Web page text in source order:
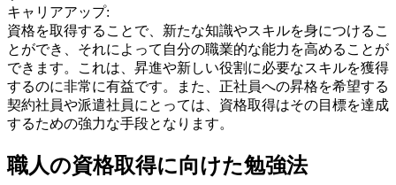
キャリアアップ:
資格を取得することで、新たな知識やスキルを身につけるこ
とができ、それによって自分の職業的な能力を高めることが
できます。これは、昇進や新しい役割に必要なスキルを獲得
するのに非常に有益です。また、正社員への昇格を希望する
契約社員や派遣社員にとっては、資格取得はその目標を達成
するための強力な手段となります。
職人の資格取得に向けた勉強法